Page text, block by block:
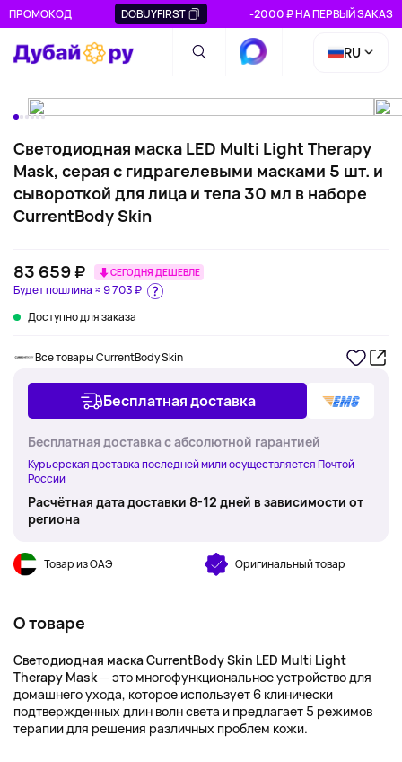
ПРОМОКОД DOBUYFIRST -2000 ₽ НА ПЕРВЫЙ ЗАКАЗ
RU
Светодиодная маска LED Multi Light Therapy
Mask, серая с гидрагелевыми масками 5 шт. и
сывороткой для лица и тела 30 мл в наборе
CurrentBody Skin
Будет пошлина ≈ 9 703 ₽
83 659 ₽ СЕГОДНЯ ДЕШЕВЛЕ
Доступно для заказа
Все товары CurrentBody Skin
Бесплатная доставка
Бесплатная доставка с абсолютной гарантией
Курьерская доставка последней мили осуществляется Почтой
России
Расчётная дата доставки 8-12 дней в зависимости от
региона
Товар из ОАЭ Оригинальный товар
О товаре
Светодиодная маска CurrentBody Skin LED Multi Light
Therapy Mask— это многофункциональное устройство для
домашнего ухода, которое использует 6 клинически
подтвержденных длин волн света и предлагает 5 режимов
терапии для решения различных проблем кожи.